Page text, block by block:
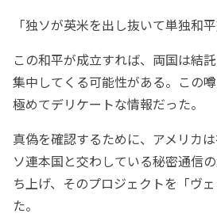
「独ソが英米を出し抜いて単独和
この和平が成立すれば、両国は結
集中してくる可能性がある。この
極めてデリケートな情報だった。
真偽を確認するために、アメリカ
ソ連本国と交わしている秘密通信
ち上げ、そのプロジェクトを「ヴ
た。